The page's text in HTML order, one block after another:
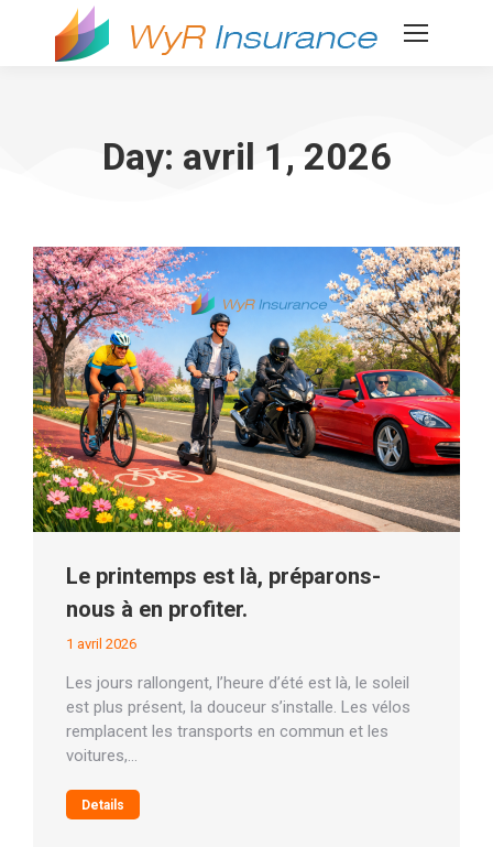
Day: avril 1, 2026
Le printemps est là, préparons-
nous à en profiter.
1 avril 2026
Les jours rallongent, l’heure d’été est là, le soleil
est plus présent, la douceur s’installe. Les vélos
remplacent les transports en commun et les
voitures,…
Details